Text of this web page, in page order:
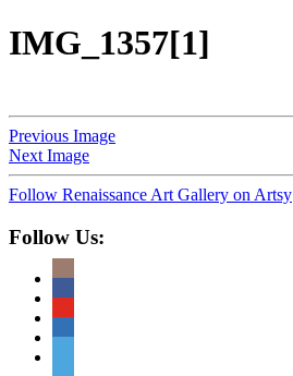
IMG_1357[1]
Previous Image
Next Image
Follow Renaissance Art Gallery on Artsy
Follow Us: